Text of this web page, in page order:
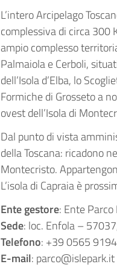
L’intero Arcipelago
complessiva di circa 300
ampio complesso
Palmaiola e Cerboli,
dell’Isola d’Elba, lo
Formiche di Grosseto a
ovest dell’Isola di
Dal punto di vista
della Toscana: ricadono
Montecristo.
L’isola di Capraia è
Ente gestore: Ente Parco
Sede: loc. Enfola –
Telefono: +39 0565
E-mail: parco@islepark.it